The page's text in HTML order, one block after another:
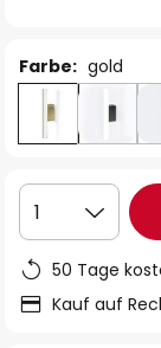
Farbe: gold
1
50 Tage
Kauf auf